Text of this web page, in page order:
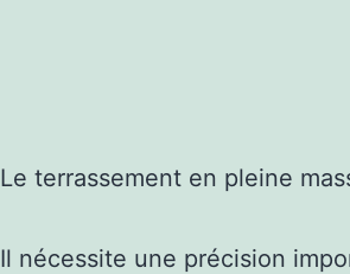
Le terrassement en pleine
Il nécessite une précision